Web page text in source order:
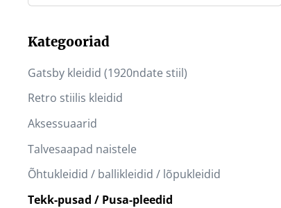
Kategooriad
Gatsby kleidid (1920ndate stiil)
Retro stiilis kleidid
Aksessuaarid
Talvesaapad naistele
Õhtukleidid / ballikleidid / lõpukleidid
Tekk-pusad / Pusa-pleedid